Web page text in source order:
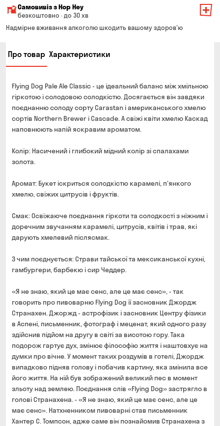
Мінімальна сума всього замовлення — 200 грн
Вартість доставки залежить від суми всього замовлення:
Від 200 до 299 грн
Від 400 до 699 грн
Від 700 грн безкоштовно
Термін доставки — до 90 хвилин
*на час доставки можуть впливати повітряні тривоги
Оплата:
готівкою кур'єру
Самовивіз з Hop Hey
безкоштовно · до 30 хв
Мінімальна сума всього замовлення — 250 грн
Можете без черги забрати з магазину в зручний для
Вас час
готівкою в магазині
банківською картою на сайті та в магазині
Надмірне вживання алкоголю шкодить вашому здоров'ю
Про товар Характеристики
Flying Dog Pale Ale Classic - це ідеальний баланс між хмільною
гіркотою і солодовою солодкістю. Досягається він завдяки
поєднанню солоду сорту Carastan і американського хмелю
сортів Northern Brewer і Cascade. А свіжі квіти хмелю Каскад
наповнюють напій яскравим ароматом.
Колір: Насичений і глибокий мідний колір зі спалахами
золота.
Аромат: Букет іскриться солодкістю карамелі, п'янкого
хмелю, свіжих цитрусів і фруктів.
Смак: Освіжаюче поєднання гіркоти та солодкості з ніжним і
доречним звучанням карамелі, цитрусів, квітів і трав, які
дарують хмелевий післясмак.
З чим поєднується: Страви тайської та мексиканської кухні,
гамбургери, барбекю і сир Чеддер.
«Я не знаю, який це має сенс, але це має сенс», - так
говорить про пивоварню Flying Dog її засновник Джордж
Странахен. Джоржд - астрофізик і засновник Центру фізики
в Аспені, письменник, фотограф і меценат, який одного разу
здійснив підйом на другу в світі за висотою гору. Така
подорож гартує дух, змінює філософію життя і наштовхує на
думки про вічне. У момент таких роздумів в готелі, Джордж
випадково підняв голову і побачив картину, яка змінила все
його життя. На ній був зображений великий пес в момент
зльоту над землею. Поєднання слів «Flying Dog» застрягло в
голові Странахена. - «Я не знаю, який це має сенс, але це
має сенс». Натхненником пивоварні став письменник
Хантер С. Томпсон, адже саме він познайомив Странахена з